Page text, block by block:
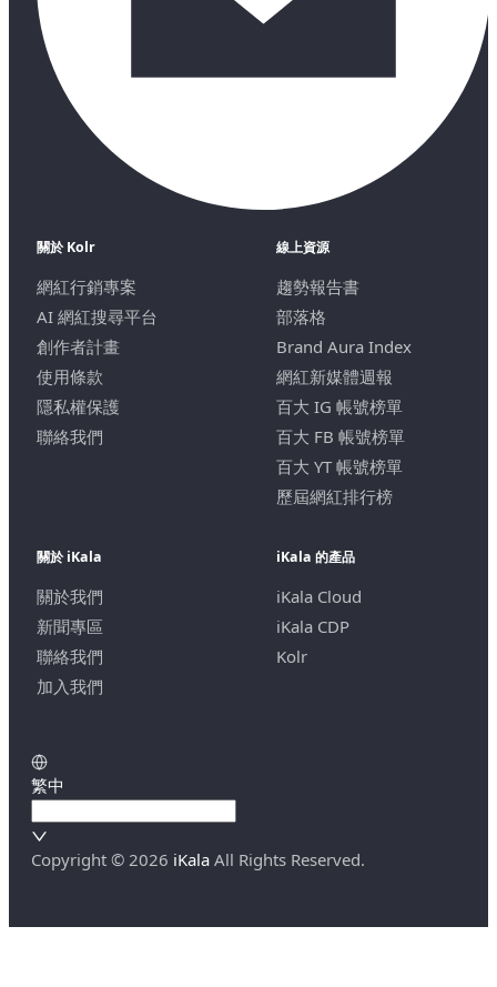
關於 Kolr
網紅行銷專案
AI 網紅搜尋平台
創作者計畫
使用條款
隱私權保護
聯絡我們
線上資源
趨勢報告書
部落格
Brand Aura Index
網紅新媒體週報
百大 IG 帳號榜單
百大 FB 帳號榜單
百大 YT 帳號榜單
歷屆網紅排行榜
關於 iKala
關於我們
新聞專區
聯絡我們
加入我們
iKala 的產品
iKala Cloud
iKala CDP
Kolr
繁中
Copyright © 2026 iKala All Rights Reserved.